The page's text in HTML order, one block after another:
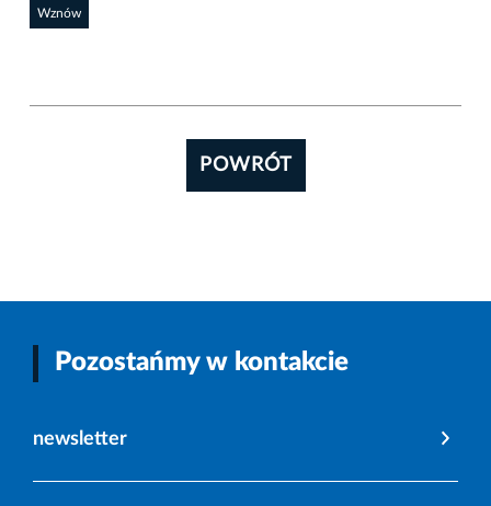
Wznów
POWRÓT
Pozostańmy w kontakcie
newsletter